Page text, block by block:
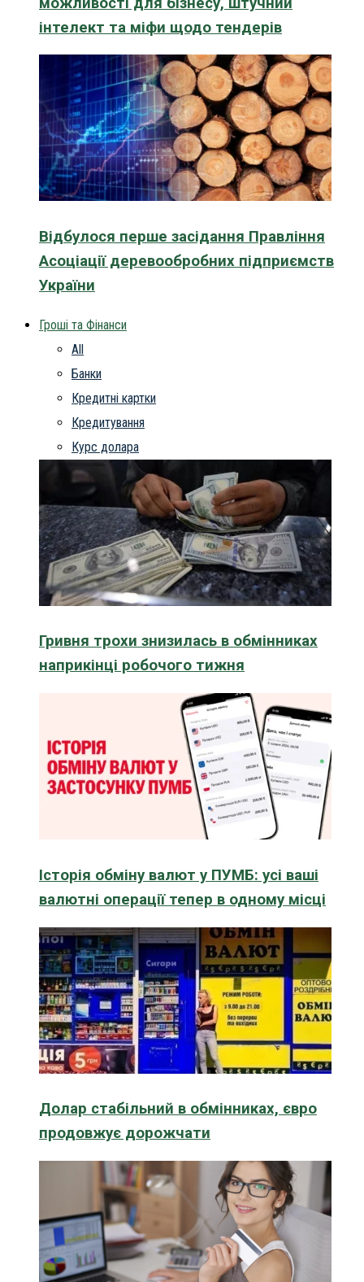
інтелект та міфи щодо тендерів
Відбулося перше засідання Правління
Асоціації деревообробних підприємств
України
Гроші та Фінанси
All
Банки
Кредитні картки
Кредитування
Курс долара
Гривня трохи знизилась в обмінниках
наприкінці робочого тижня
Історія обміну валют у ПУМБ: усі ваші
валютні операції тепер в одному місці
Долар стабільний в обмінниках, євро
продовжує дорожчати